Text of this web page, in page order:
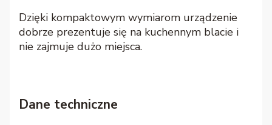
Dzięki kompaktowym wymiarom urządzenie
dobrze prezentuje się na kuchennym blacie i
nie zajmuje dużo miejsca.
Dane techniczne